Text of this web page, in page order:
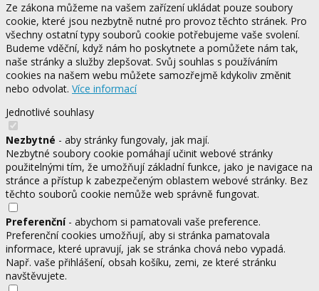
Ze zákona můžeme na vašem zařízení ukládat pouze soubory
cookie, které jsou nezbytně nutné pro provoz těchto stránek. Pro
všechny ostatní typy souborů cookie potřebujeme vaše svolení.
Budeme vděční, když nám ho poskytnete a pomůžete nám tak,
naše stránky a služby zlepšovat. Svůj souhlas s používáním
cookies na našem webu můžete samozřejmě kdykoliv změnit
nebo odvolat. Více informací
Jednotlivé souhlasy
Nezbytné - aby stránky fungovaly, jak mají.
Nezbytné soubory cookie pomáhají učinit webové stránky
použitelnými tím, že umožňují základní funkce, jako je navigace na
stránce a přístup k zabezpečeným oblastem webové stránky. Bez
těchto souborů cookie nemůže web správně fungovat.
Preferenční- abychom si pamatovali vaše preference.
Preferenční cookies umožňují, aby si stránka pamatovala
informace, které upravují, jak se stránka chová nebo vypadá.
Např. vaše přihlášení, obsah košíku, zemi, ze které stránku
navštěvujete.